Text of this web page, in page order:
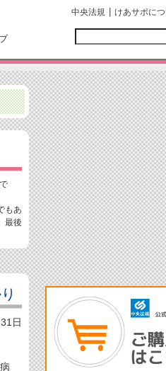
中央法規 けあサポに
もあ
最後
日